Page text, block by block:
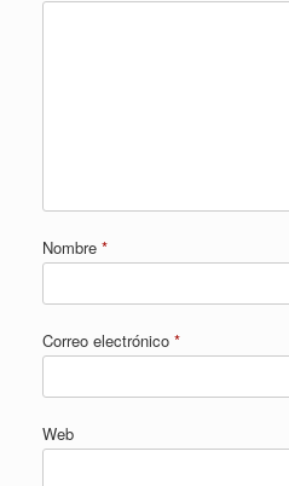
Nombre *
Correo electrónico *
Web